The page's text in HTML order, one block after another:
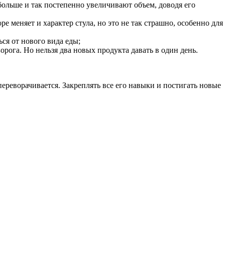
и так постепенно увеличивают объем, доводя его
и характер стула, но это не так страшно, особенно для
от нового вида еды;
Но нельзя два новых продукта давать в один день.
Закреплять все его навыки и постигать новые